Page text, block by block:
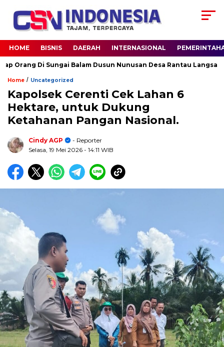
HOME BISNIS DAERAH INTERNASIONAL
Di Sungai Balam Dusun Nunusan Desa Rantau Langsat kec.
Home / Uncategorized
Kapolsek Cerenti Cek Lahan 6
Hektare, untuk Dukung
Ketahanan Pangan Nasional.
Cindy AGP
- Reporter
Selasa, 19 Mei 2026 - 14:11 WIB